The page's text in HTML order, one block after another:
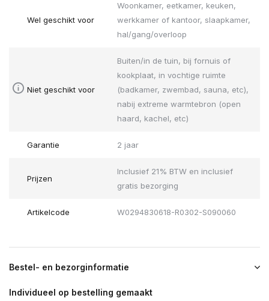
Wel geschikt voor
Woonkamer, eetkamer, keuken,
werkkamer of kantoor, slaapkamer,
hal/gang/overloop
Niet geschikt voor
Buiten/in de tuin, bij fornuis of
kookplaat, in vochtige ruimte
(badkamer, zwembad, sauna, etc),
nabij extreme warmtebron (open
haard, kachel, etc)
Garantie 2 jaar
Prijzen
Inclusief 21% BTW en inclusief
gratis bezorging
Artikelcode W0294830618-R0302-S090060
Bestel- en bezorginformatie
Individueel op bestelling gemaakt